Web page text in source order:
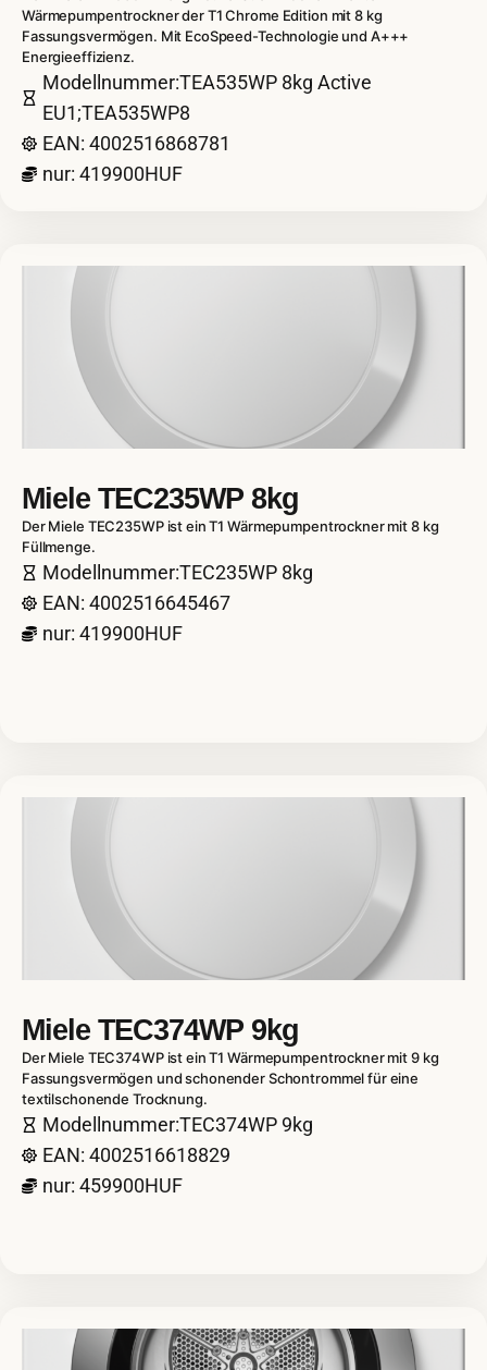
Wärmepumpentrockner der T1 Chrome Edition mit 8 kg
Fassungsvermögen. Mit EcoSpeed-Technologie und A+++
Energieeffizienz.
Modellnummer:TEA535WP 8kg Active
EU1;TEA535WP8
EAN: 4002516868781
nur: 419900HUF
Miele TEC235WP 8kg
Der Miele TEC235WP ist ein T1 Wärmepumpentrockner mit 8 kg
Füllmenge.
Modellnummer:TEC235WP 8kg
EAN: 4002516645467
nur: 419900HUF
Miele TEC374WP 9kg
Der Miele TEC374WP ist ein T1 Wärmepumpentrockner mit 9 kg
Fassungsvermögen und schonender Schontrommel für eine
textilschonende Trocknung.
Modellnummer:TEC374WP 9kg
EAN: 4002516618829
nur: 459900HUF